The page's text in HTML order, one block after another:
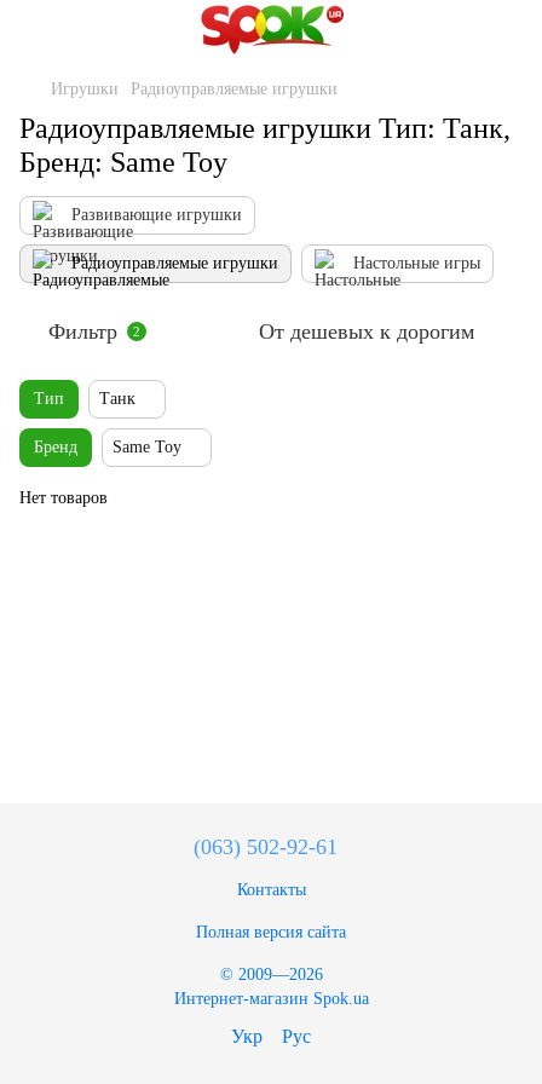
Игрушки Радиоуправляемые игрушки
Радиоуправляемые игрушки Тип: Танк,
Бренд: Same Toy
Развивающие игрушки
Радиоуправляемые игрушки Настольные игры
Фильтр 2 От дешевых к дорогим
Тип Танк
Бренд Same Toy
Нет товаров
(063) 502-92-61
Контакты
Полная версия сайта
© 2009—2026
Интернет-магазин Spok.ua
Укр Рус